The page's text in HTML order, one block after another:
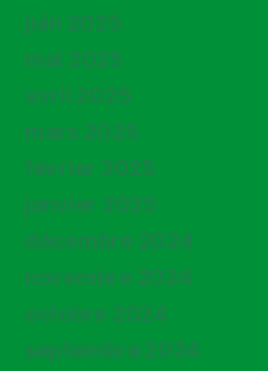
juin 2025
mai 2025
avril 2025
mars 2025
février 2025
janvier 2025
décembre 2024
novembre 2024
octobre 2024
septembre 2024